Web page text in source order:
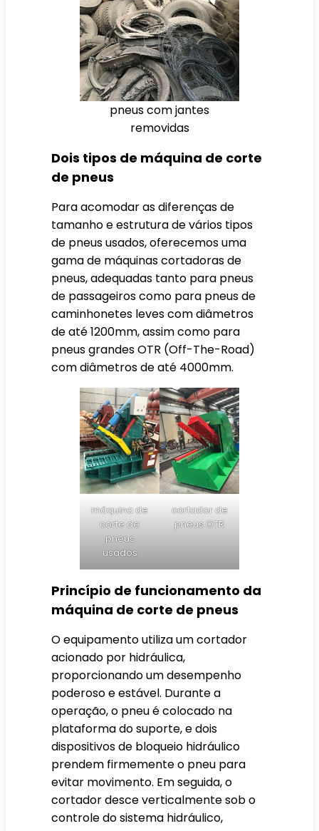
pneus com jantes
removidas
Dois tipos de máquina de corte
de pneus
Para acomodar as diferenças de
tamanho e estrutura de vários tipos
de pneus usados, oferecemos uma
gama de máquinas cortadoras de
pneus, adequadas tanto para pneus
de passageiros como para pneus de
caminhonetes leves com diâmetros
de até 1200mm, assim como para
pneus grandes OTR (Off-The-Road)
com diâmetros de até 4000mm.
máquina de
corte de
pneus
usados
cortador de
pneus OTR
Princípio de funcionamento da
máquina de corte de pneus
O equipamento utiliza um cortador
acionado por hidráulica,
proporcionando um desempenho
poderoso e estável. Durante a
operação, o pneu é colocado na
plataforma do suporte, e dois
dispositivos de bloqueio hidráulico
prendem firmemente o pneu para
evitar movimento. Em seguida, o
cortador desce verticalmente sob o
controle do sistema hidráulico,